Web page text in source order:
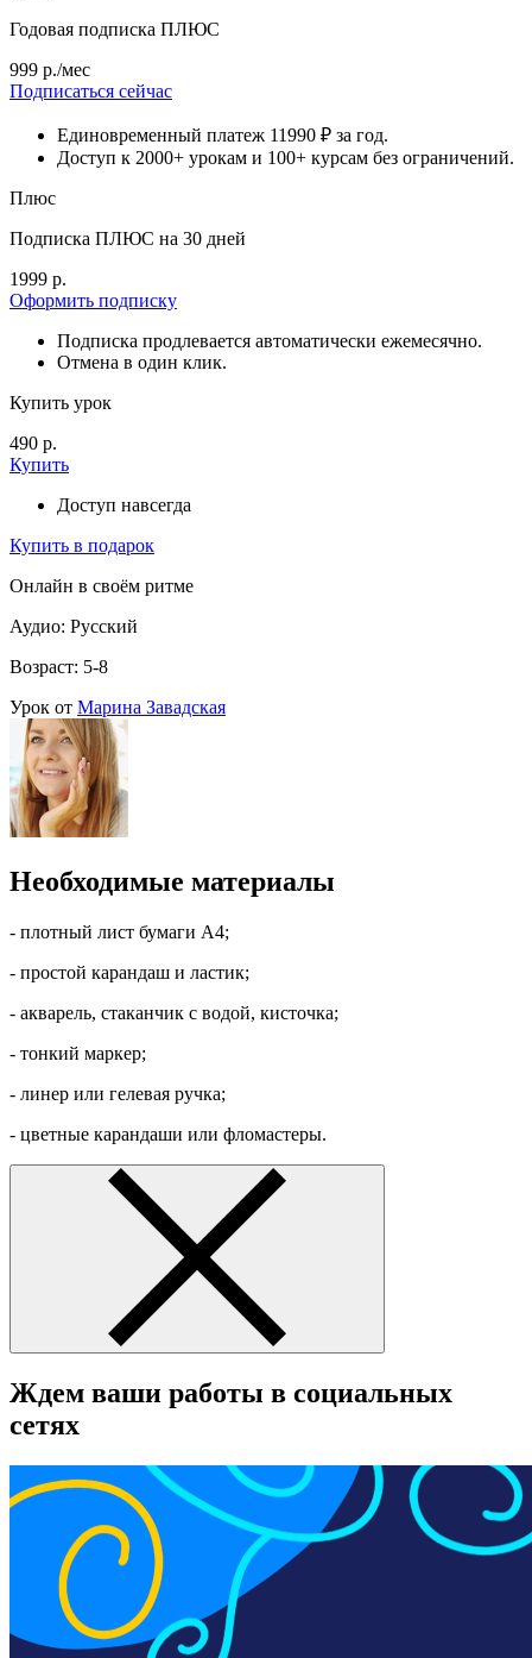
Годовая подписка ПЛЮС
999 р./мес
Подписаться сейчас
Единовременный платеж 11990 ₽ за год.
Доступ к 2000+ урокам и 100+ курсам без ограничений.
Плюс
Подписка ПЛЮС на 30 дней
1999 р.
Оформить подписку
Подписка продлевается автоматически ежемесячно.
Отмена в один клик.
Купить урок
490 р.
Купить
Доступ навсегда
Купить в подарок
Онлайн в своём ритме
Аудио: Русский
Возраст: 5-8
Урок от Марина Завадская
Необходимые материалы
- плотный лист бумаги А4;
- простой карандаш и ластик;
- акварель, стаканчик с водой, кисточка;
- тонкий маркер;
- линер или гелевая ручка;
- цветные карандаши или фломастеры.
Ждем ваши работы в социальных
сетях